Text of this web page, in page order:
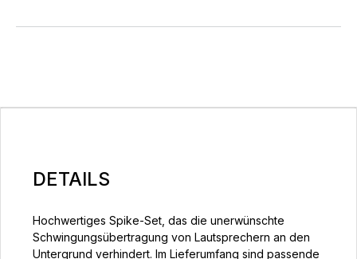
DETAILS
Hochwertiges Spike-Set, das die unerwünschte
Schwingungsübertragung von Lautsprechern an den
Untergrund verhindert. Im Lieferumfang sind passende